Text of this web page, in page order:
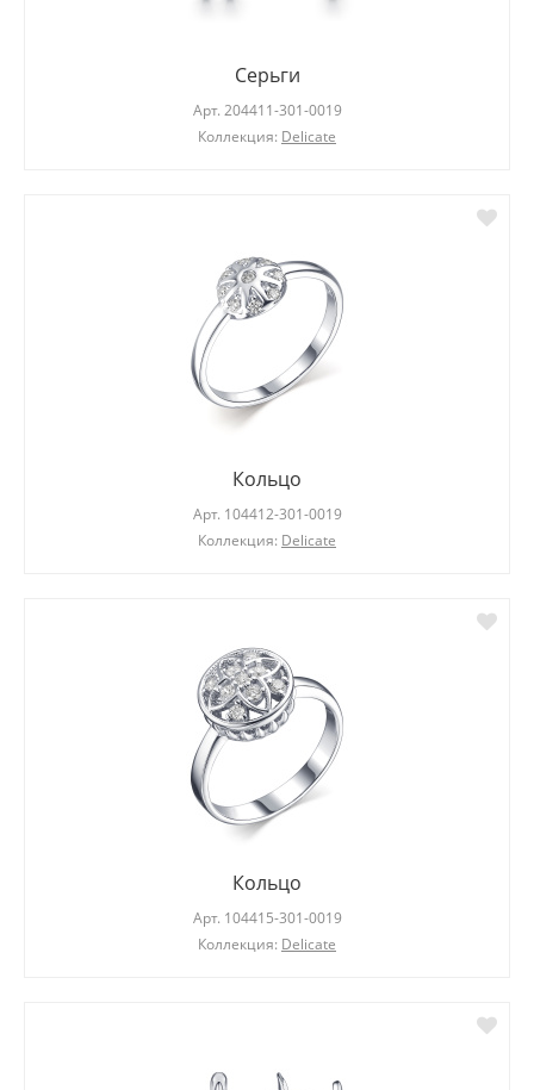
Серьги
Арт. 204411-301-0019
Коллекция: Delicate
Кольцо
Арт. 104412-301-0019
Коллекция: Delicate
Кольцо
Арт. 104415-301-0019
Коллекция: Delicate